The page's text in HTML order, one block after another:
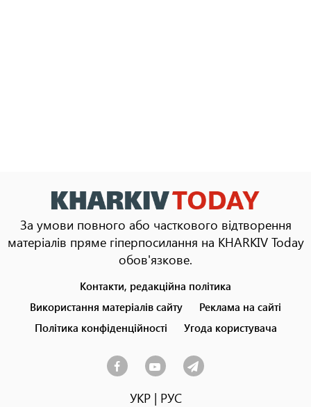
За умови повного або часткового відтворення
матеріалів пряме гіперпосилання на KHARKIV Today
обов'язкове.
menu
Контакти, редакційна політика
Використання матеріалів сайту
Реклама на сайті
Політика конфіденційності
Угода користувача
УКР| РУС